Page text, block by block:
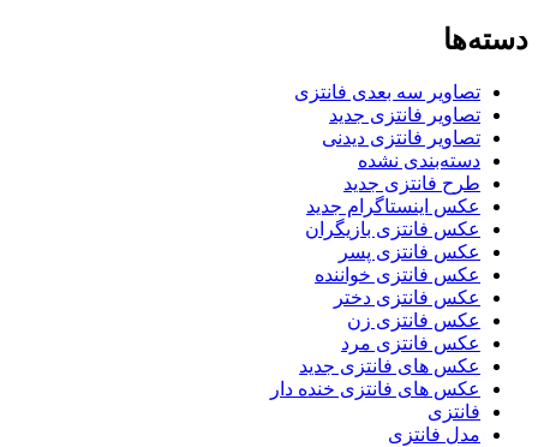
دسته‌ها
تصاویر سه بعدی فانتزی
تصاویر فانتزی جدید
تصاویر فانتزی دیدنی
دسته‌بندی نشده
طرح فانتزی جدید
عکس اینستاگرام جدید
عکس فانتزی بازیگران
عکس فانتزی پسر
عکس فانتزی خواننده
عکس فانتزی دختر
عکس فانتزی زن
عکس فانتزی مرد
عکس های فانتزی جدید
عکس های فانتزی خنده دار
فانتزی
مدل فانتزی